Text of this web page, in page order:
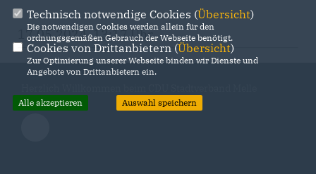
17.05.2024, 13:17 Uhr
Technisch notwendige Cookies (Übersicht)
Die notwendigen Cookies werden allein für den
ordnungsgemäßen Gebrauch der Webseite benötigt.
Cookies von Drittanbietern (Übersicht)
Zur Optimierung unserer Webseite binden wir Dienste und
Angebote von Drittanbietern ein.
Alle akzeptieren Auswahl speichern